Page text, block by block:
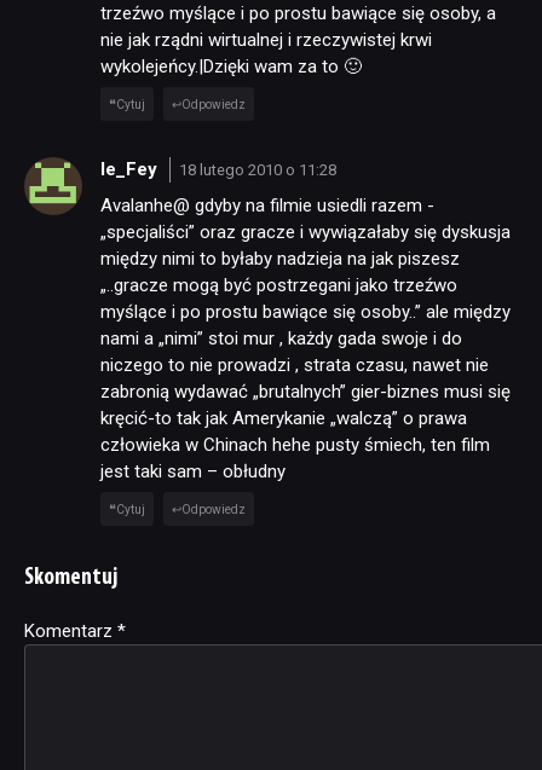
trzeźwo myślące i po prostu bawiące się osoby, a
nie jak rządni wirtualnej i rzeczywistej krwi
wykolejeńcy.|Dzięki wam za to 🙂
Cytuj Odpowiedz
le_Fey 18 lutego 2010 o 11:28
Avalanhe@ gdyby na filmie usiedli razem -
„specjaliści” oraz gracze i wywiązałaby się dyskusja
między nimi to byłaby nadzieja na jak piszesz
„..gracze mogą być postrzegani jako trzeźwo
myślące i po prostu bawiące się osoby..” ale między
nami a „nimi” stoi mur , każdy gada swoje i do
niczego to nie prowadzi , strata czasu, nawet nie
zabronią wydawać „brutalnych” gier-biznes musi się
kręcić-to tak jak Amerykanie „walczą” o prawa
człowieka w Chinach hehe pusty śmiech, ten film
jest taki sam – obłudny
Cytuj Odpowiedz
Skomentuj
Komentarz *
Alternative: